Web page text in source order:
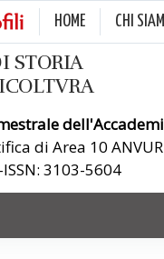
HOME CHI
STORIA
di Area 10
3103-5604